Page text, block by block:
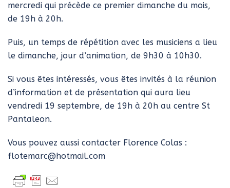
mercredi qui précède ce premier dimanche du mois,
de 19h à 20h.
Puis, un temps de répétition avec les musiciens a lieu
le dimanche, jour d’animation, de 9h30 à 10h30.
Si vous êtes intéressés, vous êtes invités à la réunion
d’information et de présentation qui aura lieu
vendredi 19 septembre, de 19h à 20h au centre St
Pantaleon.
Vous pouvez aussi contacter Florence Colas :
flotemarc@hotmail.com